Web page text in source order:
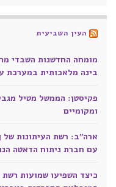
העין השביעית
מומחה החדשנות השבדי
בינה מלאכותית במערכת
פקיסטן: הממשל מטיל
ומקומיים
עם חברת ניתוח הדאטה
כיצד השפיעו שמועות